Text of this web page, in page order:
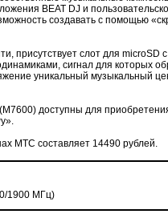
BEAT DJ и
создавать с помощью
присутствует слот для microSD
сигнал для которых
уникальный музыкальный
доступны для
МТС составляет 14490 рублей.
1900 МГц)